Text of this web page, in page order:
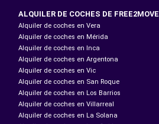
ALQUILER DE COCHES DE FREE2MOVE
Alquiler de coches en Vera
Alquiler de coches en Mérida
Alquiler de coches en Inca
Alquiler de coches en Argentona
Alquiler de coches en Vic
Alquiler de coches en San Roque
Alquiler de coches en Los Barrios
Alquiler de coches en Villarreal
Alquiler de coches en La Solana